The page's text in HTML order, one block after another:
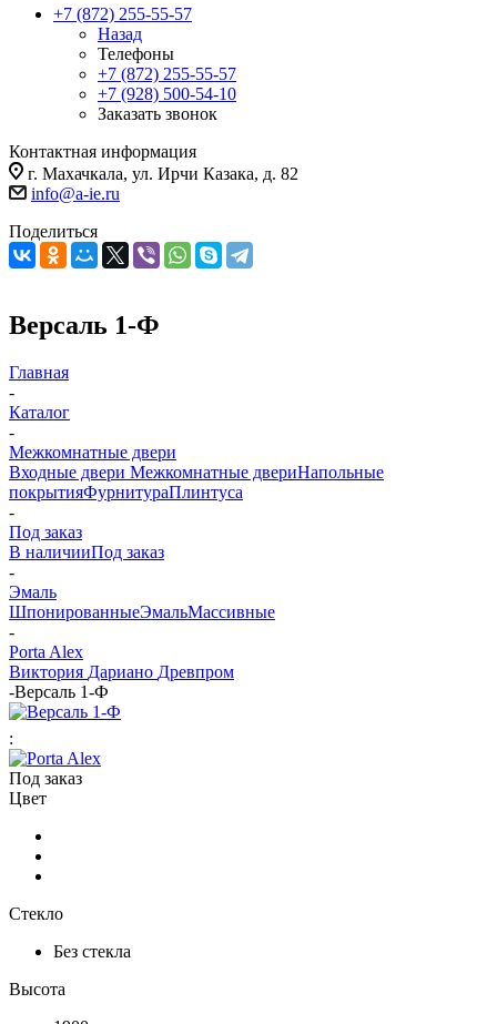
+7 (872) 255-55-57
Назад
Телефоны
+7 (872) 255-55-57
+7 (928) 500-54-10
Заказать звонок
Контактная информация
г. Махачкала, ул. Ирчи Казака, д. 82
info@a-ie.ru
Поделиться
Версаль 1-Ф
Главная
-
Каталог
-
Межкомнатные двери
Входные двери Межкомнатные двериНапольные
покрытияФурнитураПлинтуса
-
Под заказ
В наличииПод заказ
-
Эмаль
ШпонированныеЭмальМассивные
-
Porta Alex
Виктория Дариано Древпром
-Версаль 1-Ф
:
Под заказ
Цвет
Стекло
Без стекла
Высота